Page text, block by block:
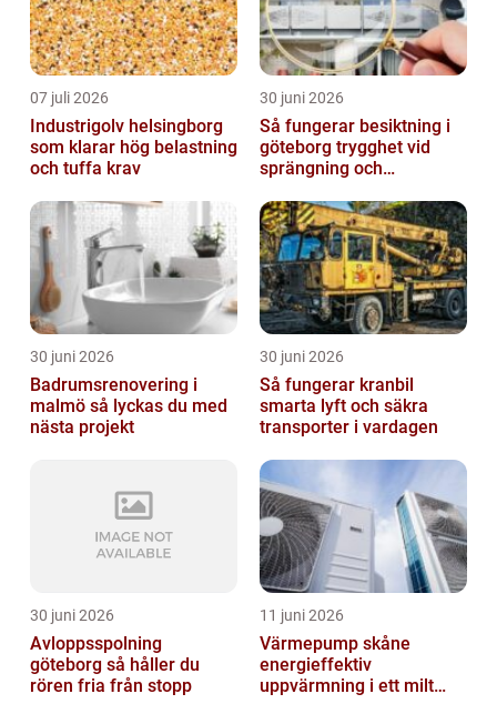
07 juli 2026
Industrigolv helsingborg
som klarar hög belastning
och tuffa krav
30 juni 2026
Så fungerar besiktning i
göteborg trygghet vid
sprängning och
30 juni 2026
Badrumsrenovering i
malmö så lyckas du med
nästa projekt
30 juni 2026
Så fungerar kranbil
smarta lyft och säkra
transporter i vardagen
30 juni 2026
Avloppsspolning
göteborg så håller du
rören fria från stopp
11 juni 2026
Värmepump skåne
energieffektiv
uppvärmning i ett milt